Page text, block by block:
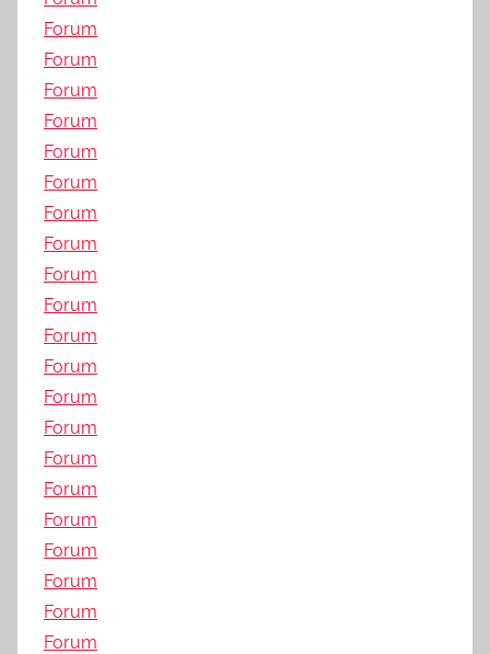
Forum
Forum
Forum
Forum
Forum
Forum
Forum
Forum
Forum
Forum
Forum
Forum
Forum
Forum
Forum
Forum
Forum
Forum
Forum
Forum
Forum